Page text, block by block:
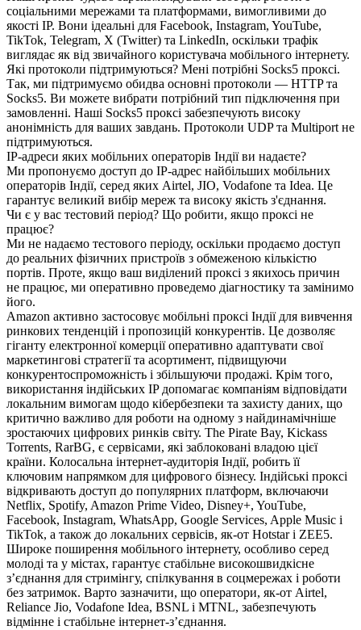
соціальними мережами та платформами, вимогливими до
якості IP. Вони ідеальні для Facebook, Instagram, YouTube,
TikTok, Telegram, X (Twitter) та LinkedIn, оскільки трафік
виглядає як від звичайного користувача мобільного інтернету.
Які протоколи підтримуються? Мені потрібні Socks5 проксі.
Так, ми підтримуємо обидва основні протоколи — HTTP та
Socks5. Ви можете вибрати потрібний тип підключення при
замовленні. Наші Socks5 проксі забезпечують високу
анонімність для ваших завдань. Протоколи UDP та Multiport не
підтримуються.
IP-адреси яких мобільних операторів Індії ви надаєте?
Ми пропонуємо доступ до IP-адрес найбільших мобільних
операторів Індії, серед яких Airtel, JIO, Vodafone та Idea. Це
гарантує великий вибір мереж та високу якість з'єднання.
Чи є у вас тестовий період? Що робити, якщо проксі не
працює?
Ми не надаємо тестового періоду, оскільки продаємо доступ
до реальних фізичних пристроїв з обмеженою кількістю
портів. Проте, якщо ваш виділений проксі з якихось причин
не працює, ми оперативно проведемо діагностику та замінимо
його.
Amazon активно застосовує мобільні проксі Індії для вивчення
ринкових тенденцій і пропозицій конкурентів. Це дозволяє
гіганту електронної комерції оперативно адаптувати свої
маркетингові стратегії та асортимент, підвищуючи
конкурентоспроможність і збільшуючи продажі. Крім того,
використання індійських IP допомагає компаніям відповідати
локальним вимогам щодо кібербезпеки та захисту даних, що
критично важливо для роботи на одному з найдинамічніше
зростаючих цифрових ринків світу. The Pirate Bay, Kickass
Torrents, RarBG, є сервісами, які заблоковані владою цієї
країни. Колосальна інтернет-аудиторія Індії, робить її
ключовим напрямком для цифрового бізнесу. Індійські проксі
відкривають доступ до популярних платформ, включаючи
Netflix, Spotify, Amazon Prime Video, Disney+, YouTube,
Facebook, Instagram, WhatsApp, Google Services, Apple Music і
TikTok, а також до локальних сервісів, як-от Hotstar і ZEE5.
Широке поширення мобільного інтернету, особливо серед
молоді та у містах, гарантує стабільне високошвидкісне
з’єднання для стримінгу, спілкування в соцмережах і роботи
без затримок. Варто зазначити, що оператори, як-от Airtel,
Reliance Jio, Vodafone Idea, BSNL і MTNL, забезпечують
відмінне і стабільне інтернет-з’єднання.